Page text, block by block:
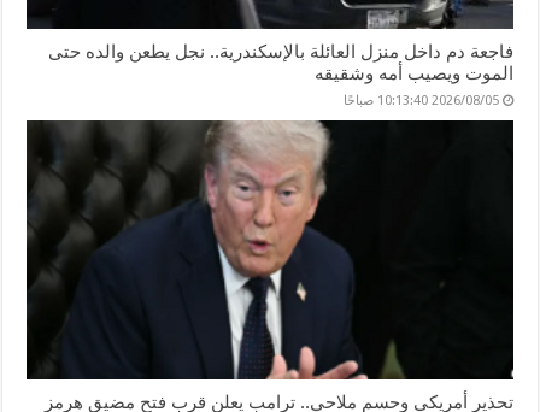
فاجعة دم داخل منزل العائلة بالإسكندرية.. نجل يطعن والده حتى
الموت ويصيب أمه وشقيقه
2026/08/05 10:13:40 صباحًا
تحذير أمريكي وحسم ملاحي.. ترامب يعلن قرب فتح مضيق هرمز